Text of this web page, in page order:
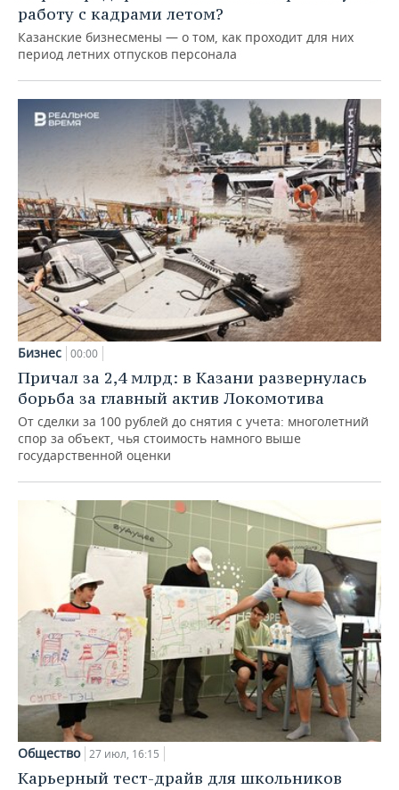
работу с кадрами летом?
Казанские бизнесмены — о том, как проходит для них
период летних отпусков персонала
Бизнес 00:00
Причал за 2,4 млрд: в Казани развернулась
борьба за главный актив Локомотива
От сделки за 100 рублей до снятия с учета: многолетний
спор за объект, чья стоимость намного выше
государственной оценки
Общество 27 июл, 16:15
Карьерный тест-драйв для школьников